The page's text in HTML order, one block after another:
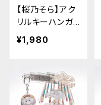
【桜乃そら】アク
リルキーハンガ
ー（Sora）
¥1,980